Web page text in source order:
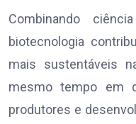
Combinando
biotecnologia
mais sustentáveis
mesmo tempo em
produtores e